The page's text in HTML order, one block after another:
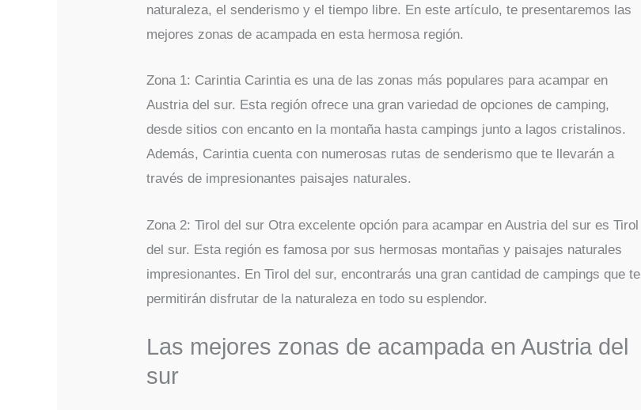
naturaleza, el senderismo y el tiempo libre. En este artículo, te presentaremos las
mejores zonas de acampada en esta hermosa región.
Zona 1: Carintia Carintia es una de las zonas más populares para acampar en
Austria del sur. Esta región ofrece una gran variedad de opciones de camping,
desde sitios con encanto en la montaña hasta campings junto a lagos cristalinos.
Además, Carintia cuenta con numerosas rutas de senderismo que te llevarán a
través de impresionantes paisajes naturales.
Zona 2: Tirol del sur Otra excelente opción para acampar en Austria del sur es Tirol
del sur. Esta región es famosa por sus hermosas montañas y paisajes naturales
impresionantes. En Tirol del sur, encontrarás una gran cantidad de campings que te
permitirán disfrutar de la naturaleza en todo su esplendor.
Las mejores zonas de acampada en Austria del
sur